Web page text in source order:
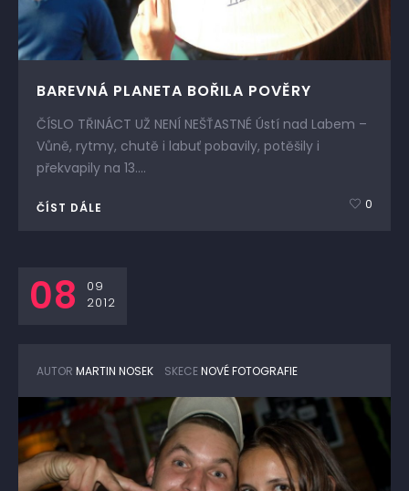
BAREVNÁ PLANETA BOŘILA POVĚRY
ČÍSLO TŘINÁCT UŽ NENÍ NEŠŤASTNÉ Ústí nad Labem –
Vůně, rytmy, chutě i labuť pobavily, potěšily i
překvapily na 13....
ČÍST DÁLE 0
08
09
2012
AUTOR MARTIN NOSEK SKECENOVÉ FOTOGRAFIE